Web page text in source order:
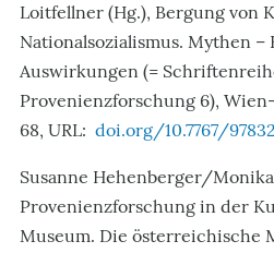
Loitfellner (Hg.), Bergung von
Nationalsozialismus. Mythen
Auswirkungen (=
Provenienzforschung 6),
68, URL: doi.org/10.7767/
Susanne Hehenberger/
Provenienzforschung in der
Museum. Die österreichische